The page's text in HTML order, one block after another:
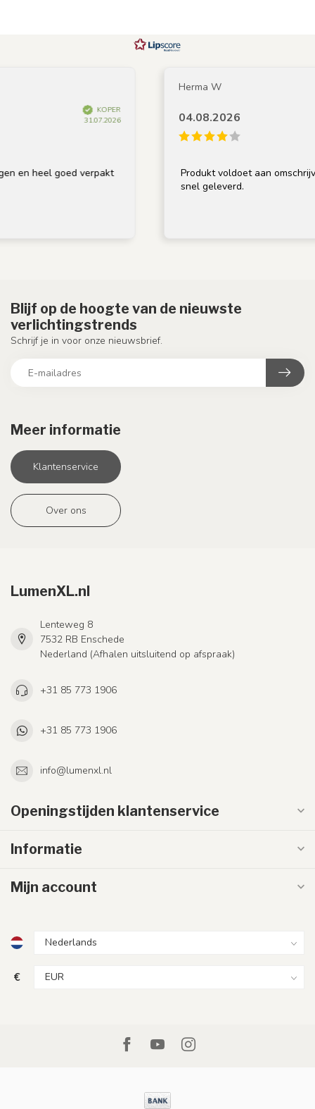
KOPER
31.07.2026
heel goed verpakt
Herma W
04.08.2026
Produkt voldoet aan omschrijving,
snel geleverd.
Meer informatie
Klantenservice
Over ons
Blijf op de hoogte van de nieuwste
verlichtingstrends
Schrijf je in voor onze nieuwsbrief.
LumenXL.nl
Lenteweg 8
7532 RB Enschede
Nederland (Afhalen uitsluitend op afspraak)
+31 85 773 1906
+31 85 773 1906
info@lumenxl.nl
Openingstijden klantenservice
Informatie
Mijn account
€